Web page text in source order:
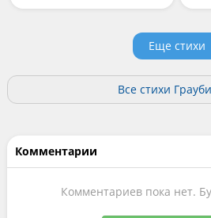
Еще стихи
Все стихи
Комментарии
Комментариев пока нет.